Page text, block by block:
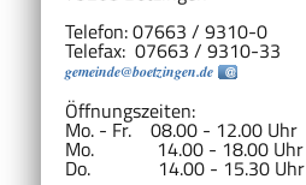
Telefon: 07663 / 9310-0
Telefax: 07663 / 9310-33
gemeinde@boetzingen.de
Öffnungszeiten:
Mo. - Fr. 08.00 - 12.00 Uhr
Mo. 14.00 - 18.00 Uhr
Do. 14.00 - 15.30 Uhr